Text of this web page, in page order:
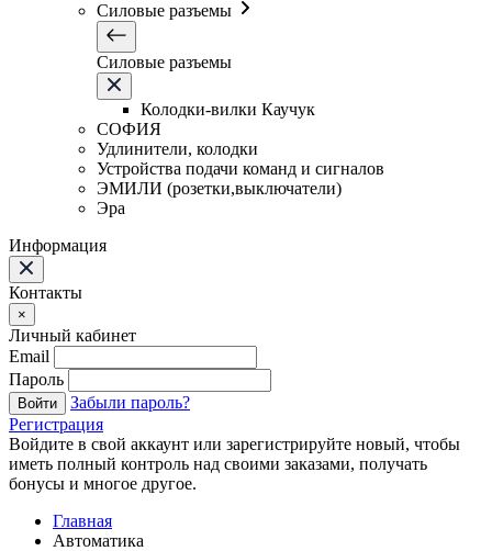
Силовые разъемы
Силовые разъемы
Колодки-вилки Каучук
СОФИЯ
Удлинители, колодки
Устройства подачи команд и сигналов
ЭМИЛИ (розетки,выключатели)
Эра
Информация
Контакты
×
Личный кабинет
Email
Пароль
Войти
Забыли пароль?
Регистрация
Войдите в свой аккаунт или зарегистрируйте новый, чтобы
иметь полный контроль над своими заказами, получать
бонусы и многое другое.
Главная
Автоматика